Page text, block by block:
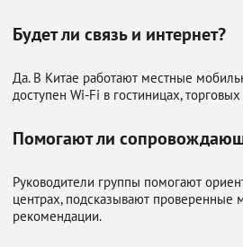
Будет ли связь и интернет?
Да. В Китае работают местные
доступен Wi-Fi в гостиницах,
Помогают ли
Руководители группы помогают
центрах, подсказывают проверенные
рекомендации.